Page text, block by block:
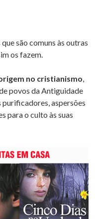
são comuns às outras
os fazem.
no cristianismo,
povos da Antiguidade
aspersões
para o culto às suas